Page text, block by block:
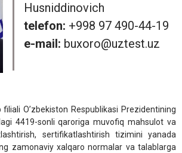
Husniddinovich
telefon: +998 97 490-44-19
e-mail: buxoro@uztest.uz
filiali O’zbekiston Respublikasi Prezidentining
4419-sonli qaroriga muvofiq mahsulot va
sertifikatlashtirish tizimini yanada
zamonaviy xalqaro normalar va talablarga